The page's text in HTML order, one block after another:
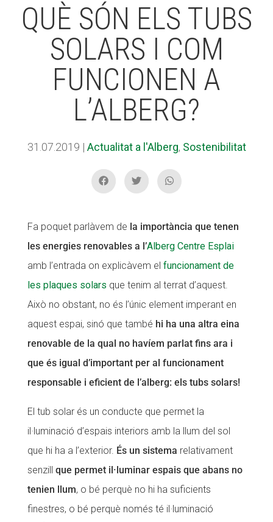
QUÈ SÓN ELS TUBS
SOLARS I COM
FUNCIONEN A
L’ALBERG?
31.07.2019 | Actualitat a l'Alberg, Sostenibilitat
Fa poquet parlàvem de la importància que tenen
les energies renovables a l’Alberg Centre Esplai
amb l’entrada on explicàvem el funcionament de
les plaques solars que tenim al terrat d’aquest.
Això no obstant, no és l’únic element imperant en
aquest espai, sinó que també hi ha una altra eina
renovable de la qual no havíem parlat fins ara i
que és igual d’important per al funcionament
responsable i eficient de l’alberg: els tubs solars!
El tub solar és un conducte que permet la
il·luminació d’espais interiors amb la llum del sol
que hi ha a l’exterior. És un sistema relativament
senzill que permet il·luminar espais que abans no
tenien llum, o bé perquè no hi ha suficients
finestres, o bé perquè només té il·luminació
ACCIÓ SOCIAL I JOVES
ESPLAIS
SUPORT TERCER SECTOR
CONEIX FUNDESPLAI
La Fundació
L'equip
Missió i valors
Els comptes clars
Memòria d'activitats
Proposta educativa
ACTUALITAT
Notícies
ACCIÓ SOCIAL I JOVES
ESPLAIS
SUPORT TERCER SECTOR
CONEIX FUNDESPLAI
La Fundació
L'equip
Missió i valors
Els comptes clars
Memòria d'activitats
Proposta educativa
ACTUALITAT
Notícies